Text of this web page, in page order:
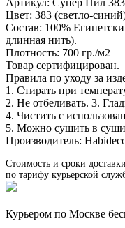
Цвет: 383 (светло-
Состав: 100%
длинная нить).
Плотность: 700 гр./м2
Товар сертифицирован.
Правила по уходу за
1. Стирать при
2. Не отбеливать. 3.
4. Чистить с
5. Можно сушить в
Производитель:
Стоимость и сроки
по тарифу курьерской
Курьером по Москве